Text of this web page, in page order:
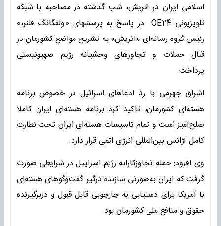
اسلامی ایران در اتریش، شب گذشته در مصاحبه با شبکه
تلویزیونی OE24 در پاسخ به پرسشهای «ولفگانگ فلنر،»
رئیس گروه رسانه‌ای «اتریش» به تشریح مواضع کشورمان در
قبال حملات و تجاوزهای وحشیانه رژیم صهیونیستی
پرداخت.
اشراق جهرمی با رد ادعاهای اسرائیل در خصوص برنامه‌
هسته‌ای کشورمان،‌ تاکید کرد برنامه هسته‌ای ایران کاملا
صلح‌آمیز است و تمام تاسیسات هسته‌ای ایران تحت نظارت
کامل آژانس بین‌المللی انرژی اتمی قرار دارد.
وی افزود: حمله تجاوزکارانه رژیم اسراییل در شرایطی صورت
گرفت که ایران به‌صورتی سازنده درگیر گفت‌وگوهای هسته‌ای
با آمریکا برای دستیابی به چارچوبی قابل قبول و دربرگیرنده
حقوق و منافع ملی کشورمان بود.